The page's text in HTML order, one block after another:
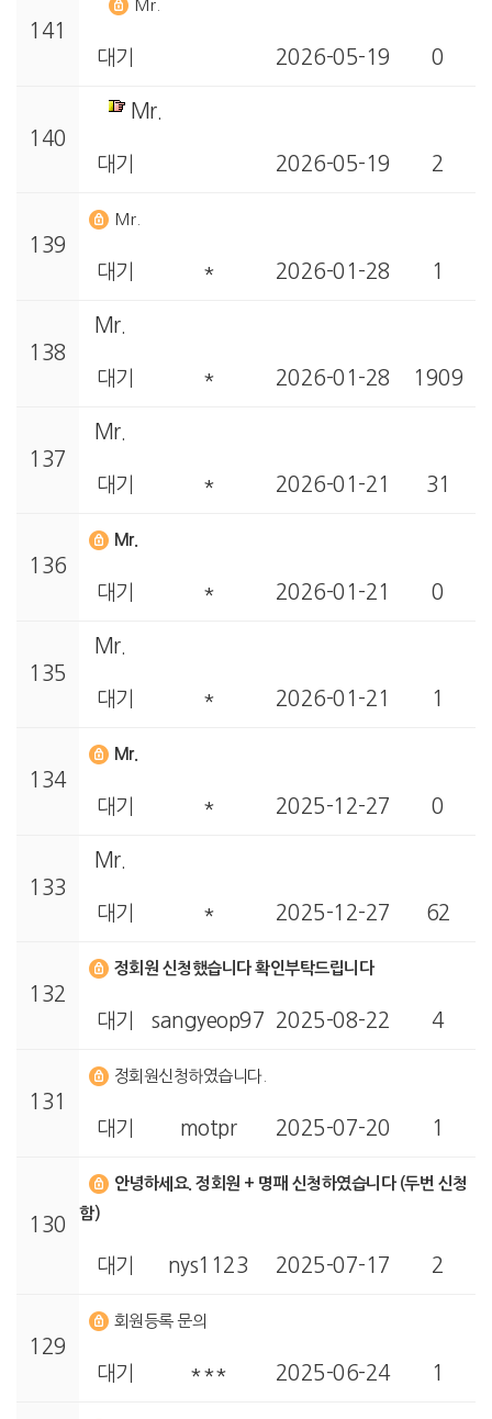
141
Mr.
대기 2026-05-19 0
140
Mr.
대기 2026-05-19 2
139
Mr.
대기 * 2026-01-28 1
138
Mr.
대기 * 2026-01-28 1909
137
Mr.
대기 * 2026-01-21 31
136
Mr.
대기 * 2026-01-21 0
135
Mr.
대기 * 2026-01-21 1
134
Mr.
대기 * 2025-12-27 0
133
Mr.
대기 * 2025-12-27 62
132
정회원 신청했습니다 확인부탁드립니다
대기 sangyeop97 2025-08-22 4
131
정회원신청하였습니다.
대기 motpr 2025-07-20 1
130
안녕하세요. 정회원 + 명패 신청하였습니다 (두번 신청
함)
대기 nys1123 2025-07-17 2
129
회원등록 문의
대기 *** 2025-06-24 1